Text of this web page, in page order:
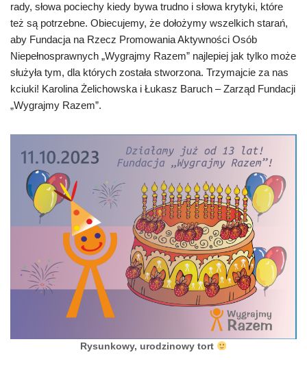
rady, słowa pociechy kiedy bywa trudno i słowa krytyki, które
też są potrzebne. Obiecujemy, że dołożymy wszelkich starań,
aby Fundacja na Rzecz Promowania Aktywności Osób
Niepełnosprawnych „Wygrajmy Razem” najlepiej jak tylko może
służyła tym, dla których została stworzona. Trzymajcie za nas
kciuki! Karolina Żelichowska i Łukasz Baruch – Zarząd Fundacji
„Wygrajmy Razem”.
Rysunkowy, urodzinowy tort